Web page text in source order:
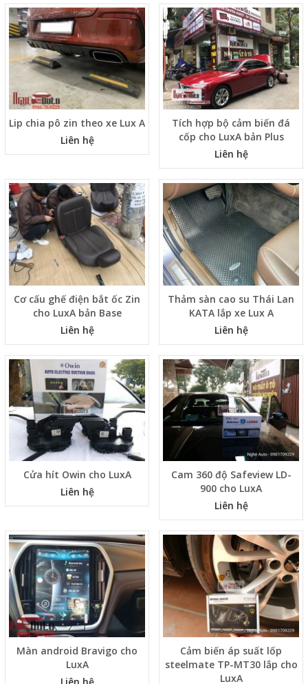
Lip chia pô zin theo xe Lux A
Liên hệ
Tích hợp bộ cảm biến đá
cốp cho LuxA bản Plus
Liên hệ
Cơ cấu ghế điện bắt ốc Zin
cho LuxA bản Base
Liên hệ
Thảm sàn cao su Thái Lan
KATA lắp xe Lux A
Liên hệ
Cửa hít Owin cho LuxA
Liên hệ
Cam 360 độ Safeview LD-
900 cho LuxA
Liên hệ
Màn android Bravigo cho
LuxA
Liên hệ
Cảm biến áp suất lốp
steelmate TP-MT30 lắp cho
LuxA